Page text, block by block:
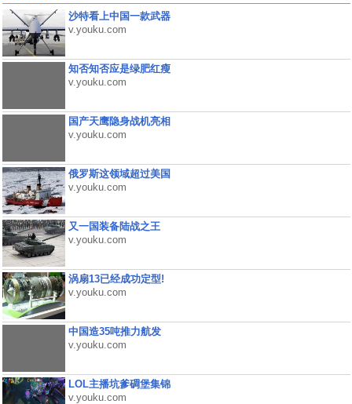
沙特看上中国一款武器
v.youku.com
知否知否应是绿肥红瘦
v.youku.com
国产天鹰隐身战机亮相
v.youku.com
俄罗斯这领域超过美国
v.youku.com
又一国装备陆战之王
v.youku.com
涡扇13已经成功定型!
v.youku.com
中国造35吨推力航发
v.youku.com
LOL主播坑爹碉堡集锦
v.youku.com